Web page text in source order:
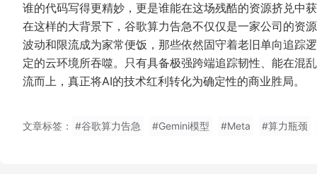
谁的代码写得更精妙，更是谁能在这场残酷的资源挤兑中
在这样的大背景下，谷歌算力告急不仅仅是一家公司的资
波动和限流成为家常便饭，那些依然固守着老旧单向追踪
定的云环境所吞噬。只有具备极强跨端追踪韧性、能在混
流而上，真正将AI的技术红利转化为确定性的商业胜局。
文章标签： #谷歌算力告急 #Gemini模型 #Meta #算力瓶颈